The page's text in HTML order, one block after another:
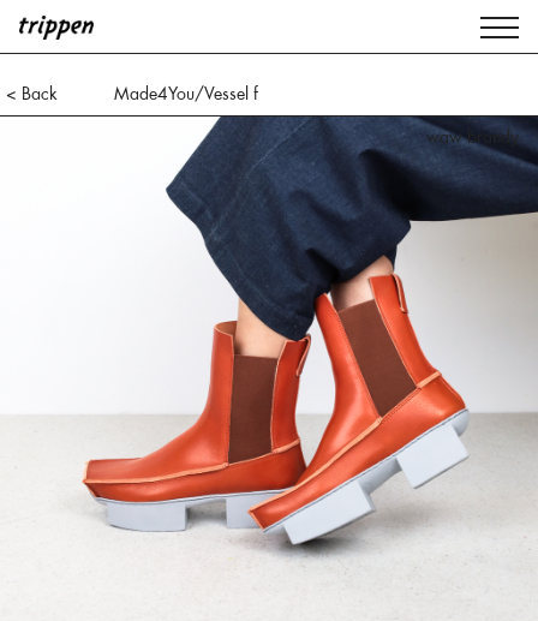
< Back
Made4You/Vessel f
waw brandy